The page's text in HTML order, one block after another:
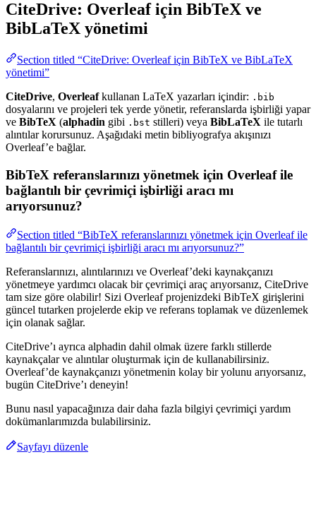
CiteDrive: Overleaf için BibTeX ve
BibLaTeX yönetimi
Section titled “CiteDrive: Overleaf için BibTeX ve BibLaTeX
yönetimi”
CiteDrive, Overleafkullanan LaTeX yazarları içindir: .bib
dosyalarını ve projeleri tek yerde yönetir, referanslarda işbirliği yapar
ve BibTeX (alphadin gibi .bst stilleri) veya BibLaTeX ile tutarlı
alıntılar korursunuz. Aşağıdaki metin bibliyografya akışınızı
Overleaf’e bağlar.
BibTeX referanslarınızı yönetmek için Overleaf ile
bağlantılı bir çevrimiçi işbirliği aracı mı
arıyorsunuz?
Section titled “BibTeX referanslarınızı yönetmek için Overleaf ile
bağlantılı bir çevrimiçi işbirliği aracı mı arıyorsunuz?”
Referanslarınızı, alıntılarınızı ve Overleaf’deki kaynakçanızı
yönetmeye yardımcı olacak bir çevrimiçi araç arıyorsanız, CiteDrive
tam size göre olabilir! Sizi Overleaf projenizdeki BibTeX girişlerini
güncel tutarken projelerde ekip ve referans toplamak ve düzenlemek
için olanak sağlar.
CiteDrive’ı ayrıca alphadin dahil olmak üzere farklı stillerde
kaynakçalar ve alıntılar oluşturmak için de kullanabilirsiniz.
Overleaf’de kaynakçanızı yönetmenin kolay bir yolunu arıyorsanız,
bugün CiteDrive’ı deneyin!
Bunu nasıl yapacağınıza dair daha fazla bilgiyi çevrimiçi yardım
dokümanlarımızda bulabilirsiniz.
Sayfayı düzenle